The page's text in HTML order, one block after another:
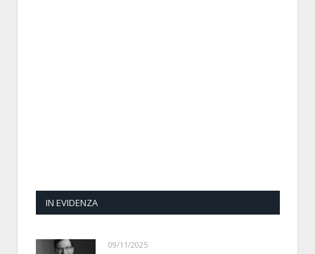
IN EVIDENZA
09/11/2025